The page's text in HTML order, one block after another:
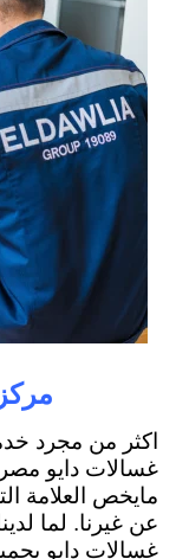
غسالات دايو
مايخص العلامة
عن غيرنا. لما
غسالات دايو